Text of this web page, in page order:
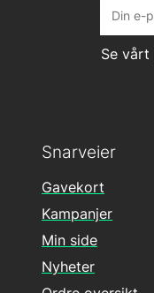
Se vårt
Snarveier
Gavekort
Kampanjer
Min side
Nyheter